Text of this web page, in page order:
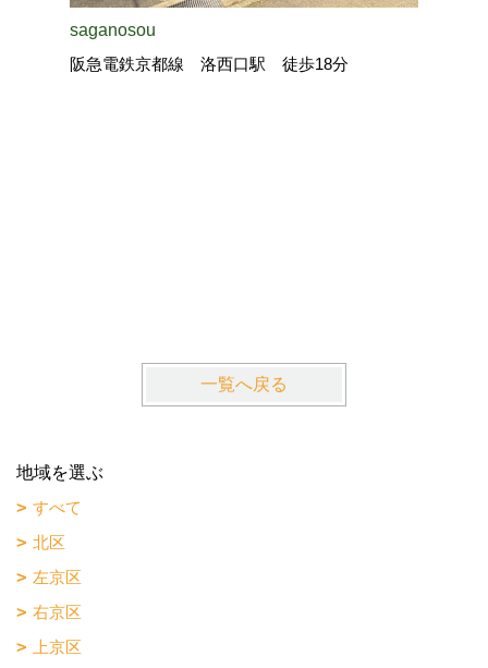
saganosou
阪急電鉄京都線 洛西口駅 徒歩18分
一覧へ戻る
地域を選ぶ
すべて
北区
左京区
右京区
上京区